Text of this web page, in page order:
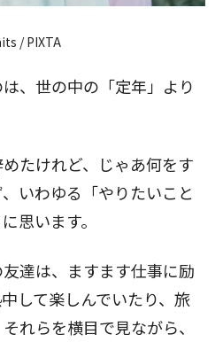
/ PIXTA
、世の中の「定年」より
たけれど、じゃあ何をす
いわゆる「やりたいこと
思います。
達は、ますます仕事に励
して楽しんでいたり、旅
らを横目で見ながら、